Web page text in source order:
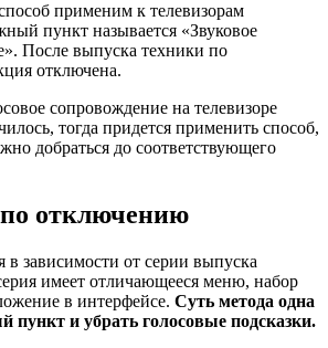
применим к телевизорам
пункт называется «Звуковое
После выпуска техники по
отключена.
сопровождение на телевизоре
тогда придется применить способ,
добраться до соответствующего
отключению
в зависимости от серии выпуска
имеет отличающееся меню, набор
в интерфейсе. Суть метода одна
пункт и убрать голосовые подсказки.